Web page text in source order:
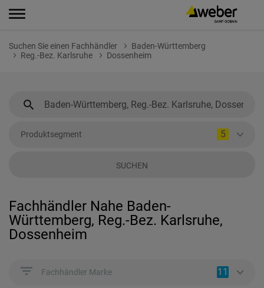
Suchen Sie einen Fachhändler
Baden-Württemberg
Reg.-Bez. Karlsruhe
Dossenheim
Produktsegment 5
SUCHEN
Fachhändler Nahe Baden-
Württemberg, Reg.-Bez. Karlsruhe,
Dossenheim
Fachhändler Marke 11